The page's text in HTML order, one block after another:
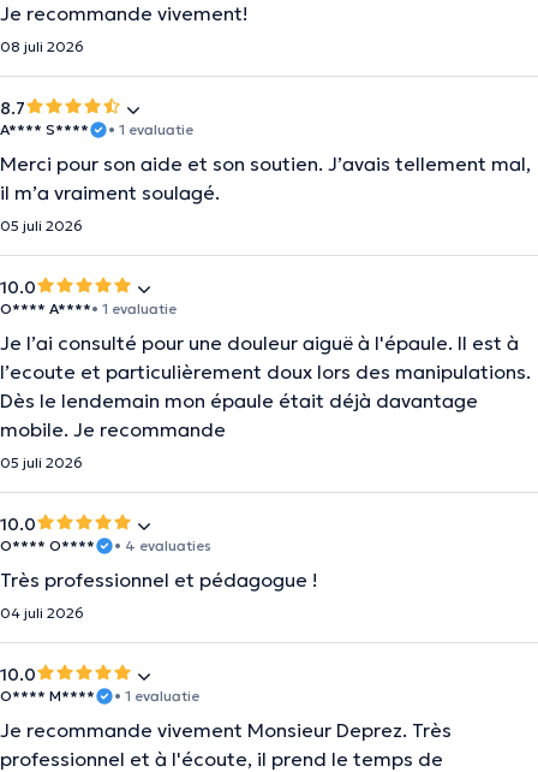
Je recommande vivement!
08 juli 2026
8.7
A**** S**** • 1 evaluatie
Merci pour son aide et son soutien. J’avais tellement mal,
il m’a vraiment soulagé.
05 juli 2026
10.0
O**** A****• 1 evaluatie
Je l’ai consulté pour une douleur aiguë à l'épaule. Il est à
l’ecoute et particulièrement doux lors des manipulations.
Dès le lendemain mon épaule était déjà davantage
mobile. Je recommande
05 juli 2026
10.0
O**** O**** • 4 evaluaties
Très professionnel et pédagogue !
04 juli 2026
10.0
O**** M**** • 1 evaluatie
Je recommande vivement Monsieur Deprez. Très
professionnel et à l'écoute, il prend le temps de